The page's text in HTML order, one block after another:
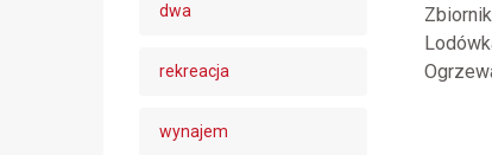
dwa
rekreacja
wynajem